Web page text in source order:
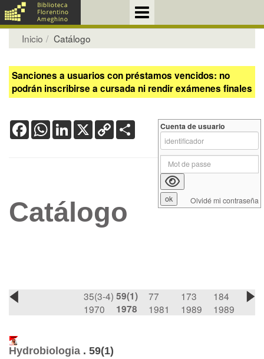
Inicio Catálogo
Sanciones a usuarios con préstamos vencidos: no
podrán inscribirse a cursada ni rendir exámenes finales
FacebookWhatsApp
LinkedIn
X Copy
Link
Catálogo
35(3-4)
1970
59(1)
1978
77
1981
173
1989
184
1989
Hydrobiologia . 59(1)
Cuenta de usuario
Olvidé mi contraseña